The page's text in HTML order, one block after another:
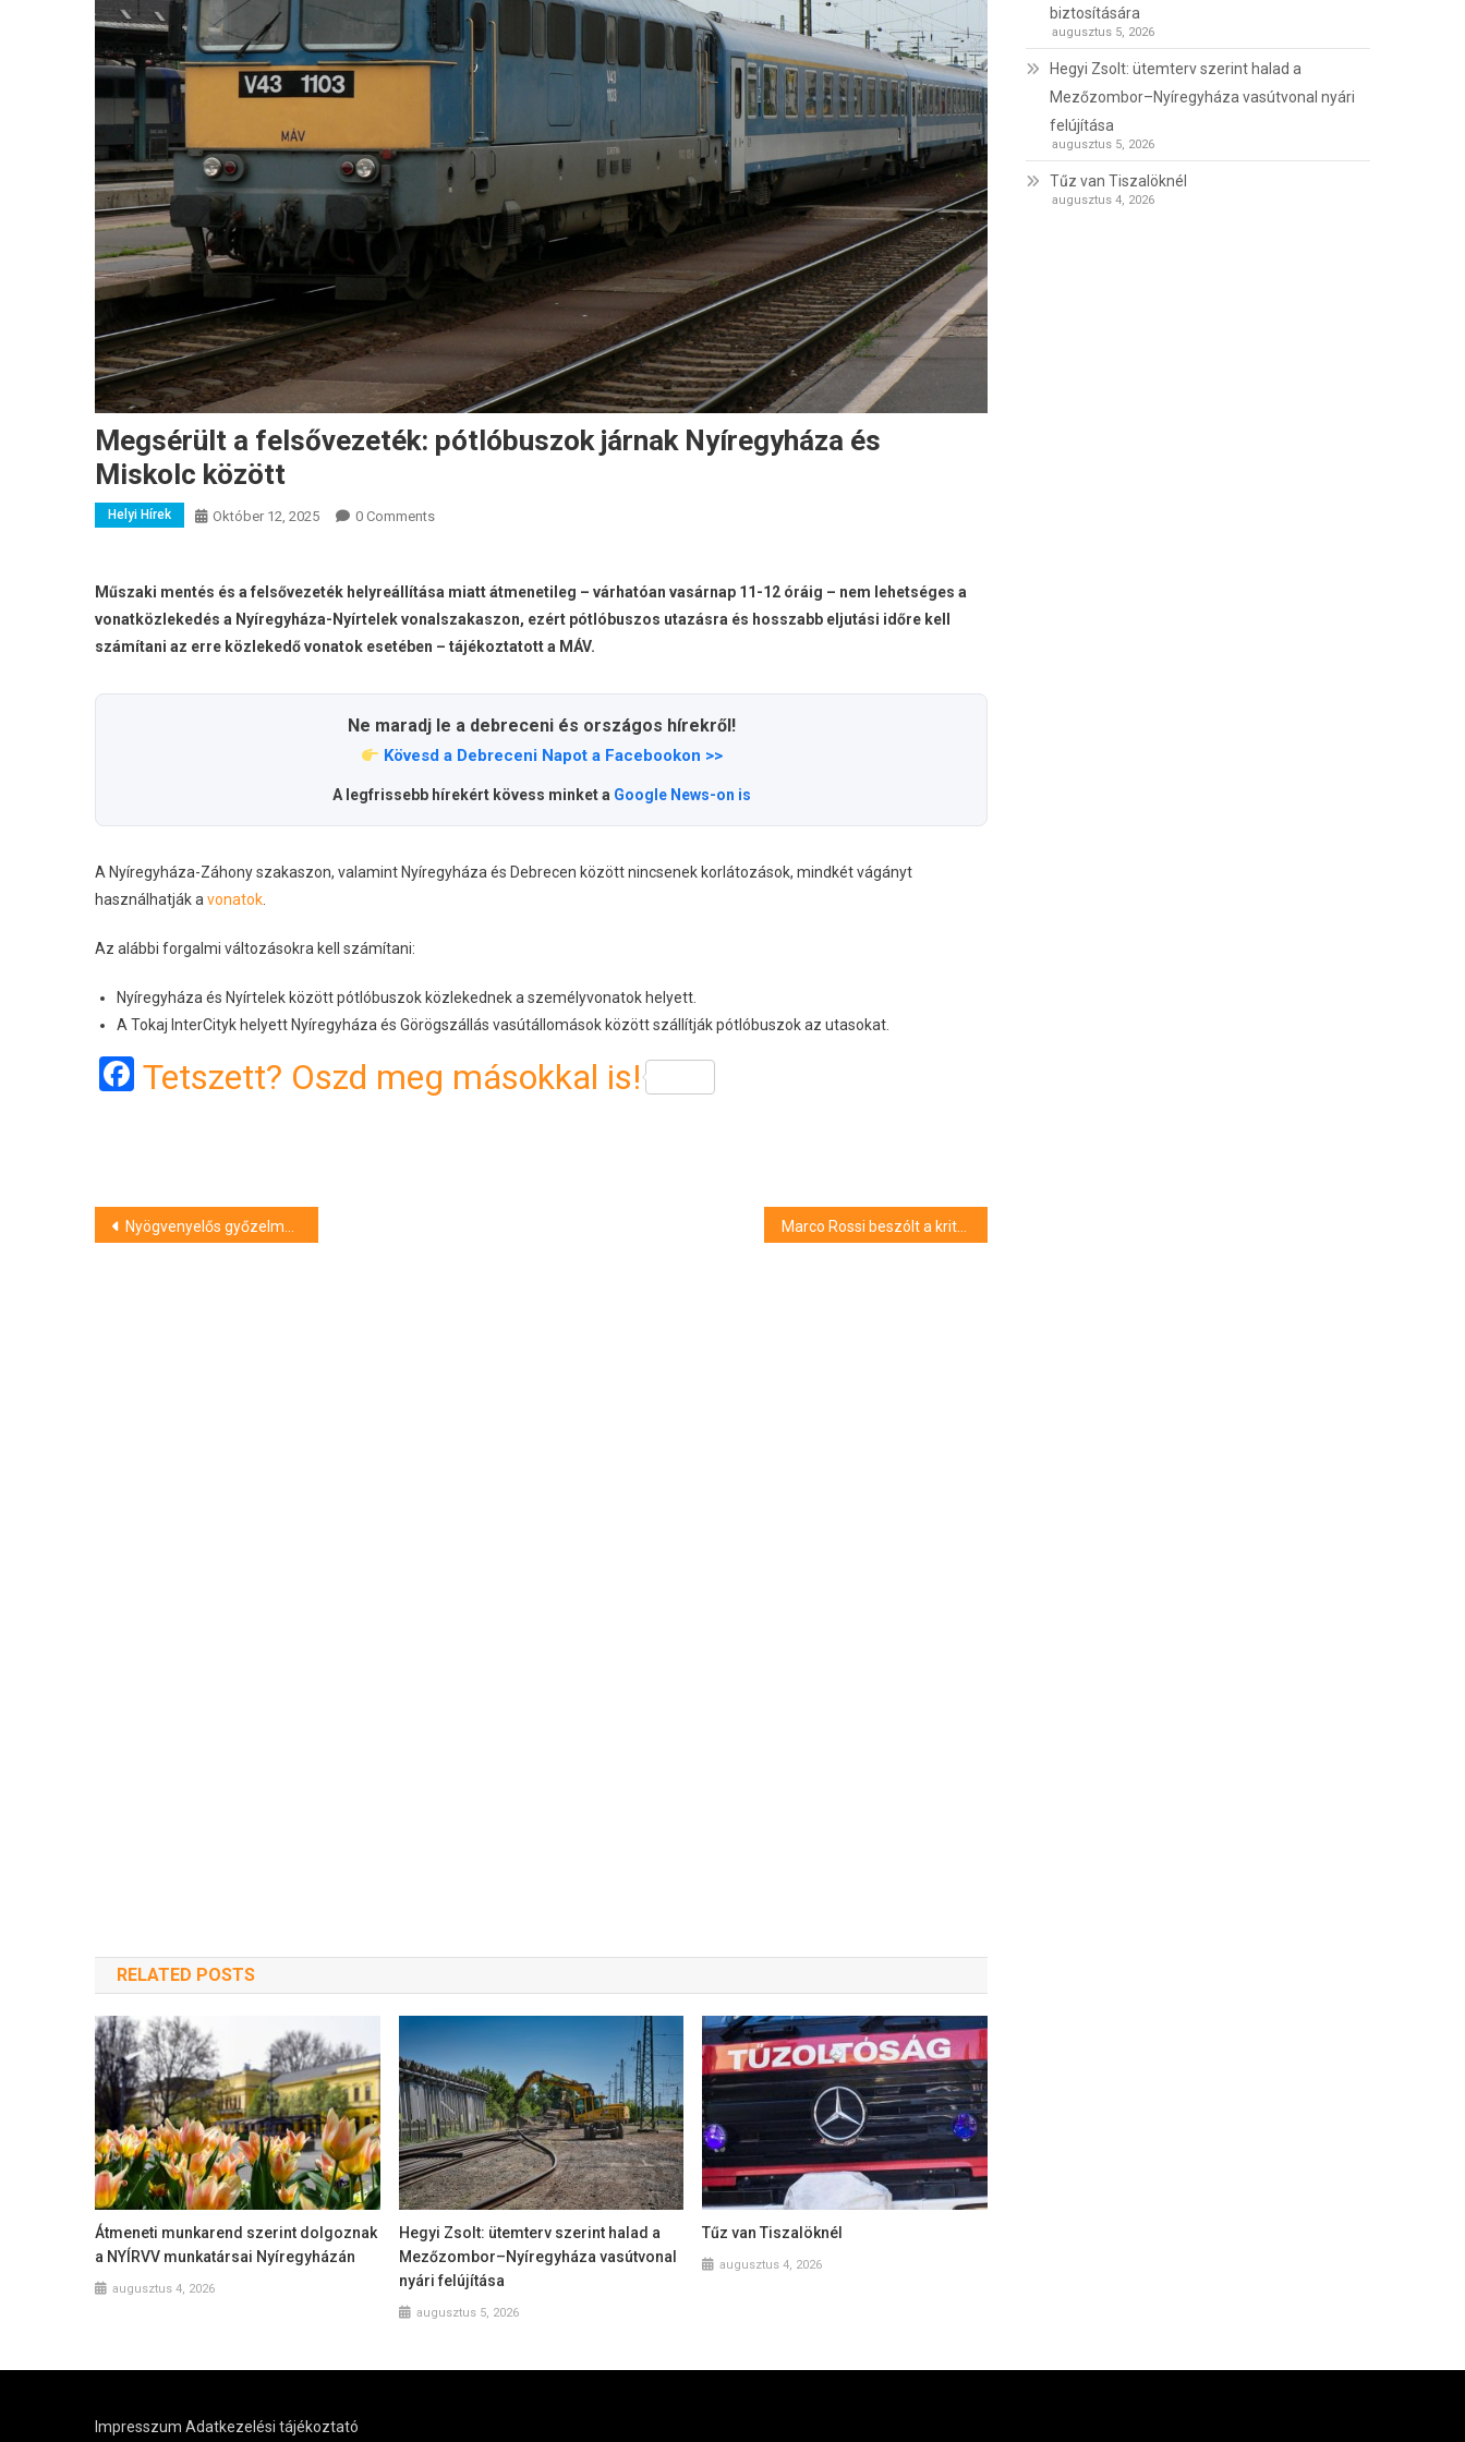
Megsérült a felsővezeték: pótlóbuszok járnak Nyíregyháza és
Miskolc között
Helyi Hírek Október 12, 2025 0 Comments
Műszaki mentés és a felsővezeték helyreállítása miatt átmenetileg – várhatóan vasárnap 11-12 óráig – nem lehetséges a
vonatközlekedés a Nyíregyháza-Nyírtelek vonalszakaszon, ezért pótlóbuszos utazásra és hosszabb eljutási időre kell
számítani az erre közlekedő vonatok esetében – tájékoztatott a MÁV.
Ne maradj le a debreceni és országos hírekről!
Kövesd a Debreceni Napot a Facebookon >>
A legfrissebb hírekért kövess minket a Google News-on is
A Nyíregyháza-Záhony szakaszon, valamint Nyíregyháza és Debrecen között nincsenek korlátozások, mindkét vágányt
használhatják avonatok.
Az alábbi forgalmi változásokra kell számítani:
Nyíregyháza és Nyírtelek között pótlóbuszok közlekednek a személyvonatok helyett.
A Tokaj InterCityk helyett Nyíregyháza és Görögszállás vasútállomások között szállítják pótlóbuszok az utasokat.
Facebook
Tetszett? Oszd meg másokkal is!
Bejegyzés
Nyögvenyelős győzelmet arattak a debreceni kézilabdázók Budaörsön Marco Rossi beszólt a kritikusoknak: talán mindenki maradhatna a kaptafájánál!
RELATED POSTS
Átmeneti munkarend szerint dolgoznak
a NYÍRVV munkatársai Nyíregyházán
augusztus 4, 2026
Hegyi Zsolt: ütemterv szerint halad a
Mezőzombor–Nyíregyháza vasútvonal
nyári felújítása
augusztus 5, 2026
Tűz van Tiszalöknél
augusztus 4, 2026
biztosítására
augusztus 5, 2026
Hegyi Zsolt: ütemterv szerint halad a
Mezőzombor–Nyíregyháza vasútvonal nyári
felújítása
augusztus 5, 2026
Tűz van Tiszalöknél
augusztus 4, 2026
Impresszum Adatkezelési tájékoztató